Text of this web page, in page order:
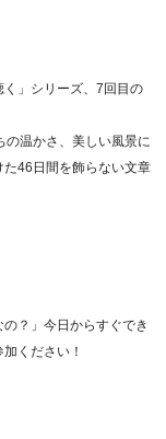
」シリーズ、7回目の
の温かさ、美しい風景に
46日間を飾らない文章
？」今日からすぐでき
ください！